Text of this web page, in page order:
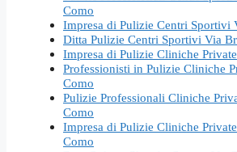
Como
Impresa di Pulizie Centri Sportivi
Ditta Pulizie Centri Sportivi Via
Impresa di Pulizie Cliniche Private
Professionisti in Pulizie Cliniche
Como
Pulizie Professionali Cliniche
Como
Impresa di Pulizie Cliniche
Como